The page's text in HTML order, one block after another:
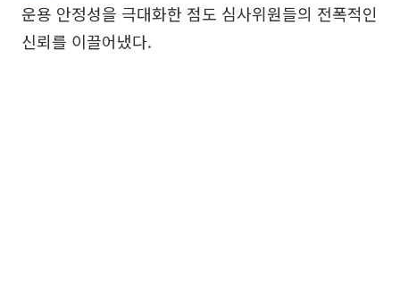
운용 안정성을 극대화한 점도 심사위원들의 전폭적인
신뢰를 이끌어냈다.